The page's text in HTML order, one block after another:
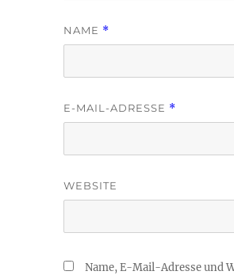
NAME *
E-MAIL-ADRESSE *
WEBSITE
Name, E-Mail-Adresse und